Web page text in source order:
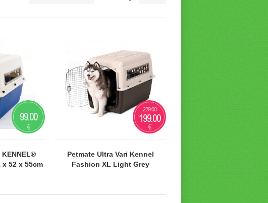
x 52 x 55cm
99.00
€
Petmate Ultra Vari Kennel
Fashion XL Light Grey
229.00
199.00
€